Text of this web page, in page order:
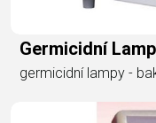
Germicidní
germicidní lampy -